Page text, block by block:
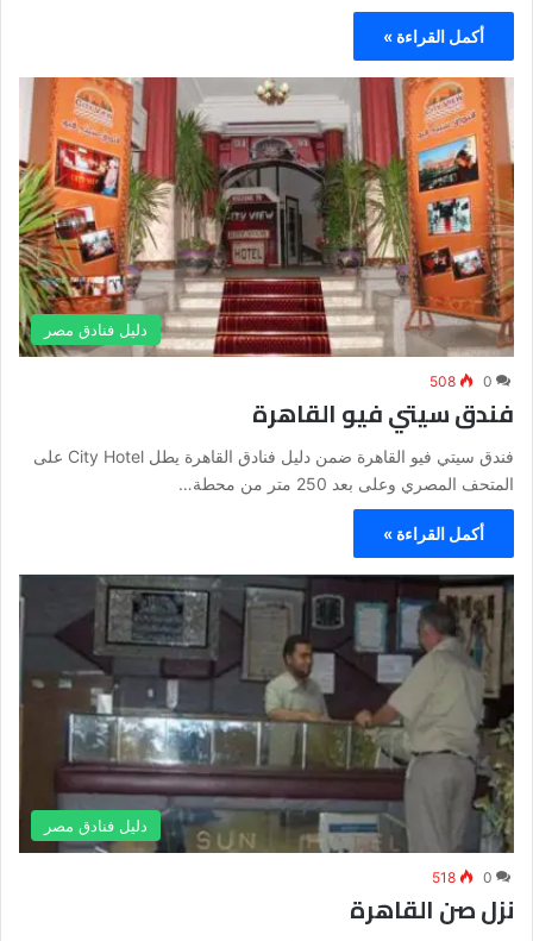
أكمل القراءة »
دليل فنادق مصر
0
508
فندق سيتي فيو القاهرة
فندق سيتي فيو القاهرة ضمن دليل فنادق القاهرة يطل City Hotel على
المتحف المصري وعلى بعد 250 متر من محطة…
أكمل القراءة »
دليل فنادق مصر
0
518
نزل صن القاهرة